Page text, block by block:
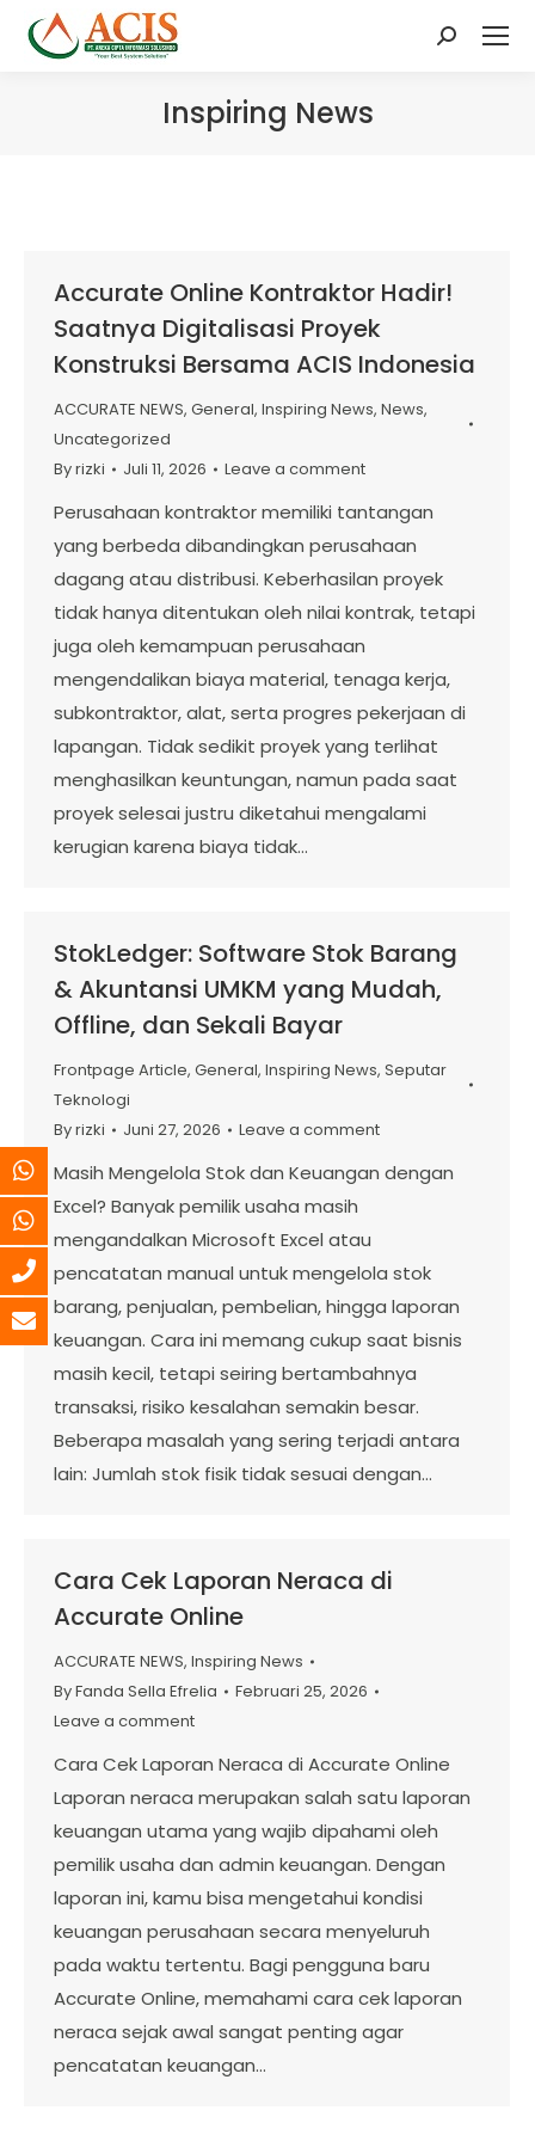
Search:
Inspiring News
Accurate Online Kontraktor Hadir!
Saatnya Digitalisasi Proyek
Konstruksi Bersama ACIS Indonesia
ACCURATE NEWS, General, Inspiring News, News,
Uncategorized
Byrizki Juli 11, 2026 Leave a comment
Perusahaan kontraktor memiliki tantangan
yang berbeda dibandingkan perusahaan
dagang atau distribusi. Keberhasilan proyek
tidak hanya ditentukan oleh nilai kontrak, tetapi
juga oleh kemampuan perusahaan
mengendalikan biaya material, tenaga kerja,
subkontraktor, alat, serta progres pekerjaan di
lapangan. Tidak sedikit proyek yang terlihat
menghasilkan keuntungan, namun pada saat
proyek selesai justru diketahui mengalami
kerugian karena biaya tidak…
StokLedger: Software Stok Barang
& Akuntansi UMKM yang Mudah,
Offline, dan Sekali Bayar
Frontpage Article, General, Inspiring News, Seputar
Teknologi
Byrizki Juni 27, 2026 Leave a comment
Masih Mengelola Stok dan Keuangan dengan
Excel? Banyak pemilik usaha masih
mengandalkan Microsoft Excel atau
pencatatan manual untuk mengelola stok
barang, penjualan, pembelian, hingga laporan
keuangan. Cara ini memang cukup saat bisnis
masih kecil, tetapi seiring bertambahnya
transaksi, risiko kesalahan semakin besar.
Beberapa masalah yang sering terjadi antara
lain: Jumlah stok fisik tidak sesuai dengan…
Cara Cek Laporan Neraca di
Accurate Online
ACCURATE NEWS, Inspiring News
ByFanda Sella Efrelia
Februari 25, 2026
Leave a comment
Cara Cek Laporan Neraca di Accurate Online
Laporan neraca merupakan salah satu laporan
keuangan utama yang wajib dipahami oleh
pemilik usaha dan admin keuangan. Dengan
laporan ini, kamu bisa mengetahui kondisi
keuangan perusahaan secara menyeluruh
pada waktu tertentu. Bagi pengguna baru
Accurate Online, memahami cara cek laporan
neraca sejak awal sangat penting agar
pencatatan keuangan…